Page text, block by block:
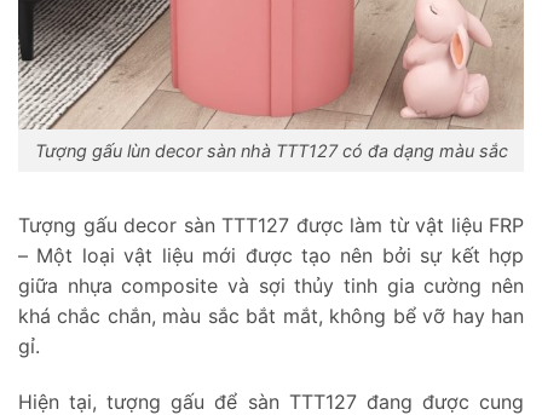
Tượng gấu lùn decor sàn nhà TTT127 có đa dạng màu sắc
Tượng gấu decor sàn TTT127 được làm từ vật liệu FRP
– Một loại vật liệu mới được tạo nên bởi sự kết hợp
giữa nhựa composite và sợi thủy tinh gia cường nên
khá chắc chắn, màu sắc bắt mắt, không bể vỡ hay han
gỉ.
Hiện tại, tượng gấu để sàn TTT127 đang được cung